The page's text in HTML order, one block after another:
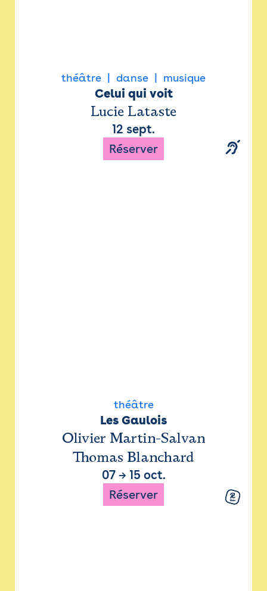
théâtre danse musique
Celui qui voit
Lucie Lataste
12 sept.
Réserver
théâtre
Les Gaulois
Olivier Martin-Salvan
Thomas Blanchard
07→ 15 oct.
Réserver